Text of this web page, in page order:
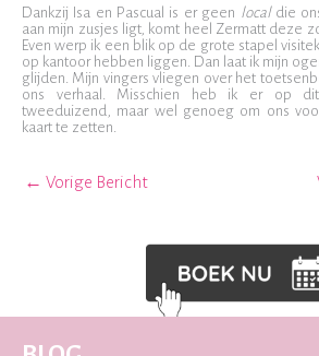
Dankzij Isa en Pascual is er geen localdie
aan mijn zusjes ligt, komt heel Zermatt deze
Even werp ik een blik op de grote stapel
op kantoor hebben liggen. Dan laat ik mijn
glijden. Mijn vingers vliegen over het
ons verhaal. Misschien heb ik er op
tweeduizend, maar wel genoeg om ons
kaart te zetten.
← Vorige Bericht